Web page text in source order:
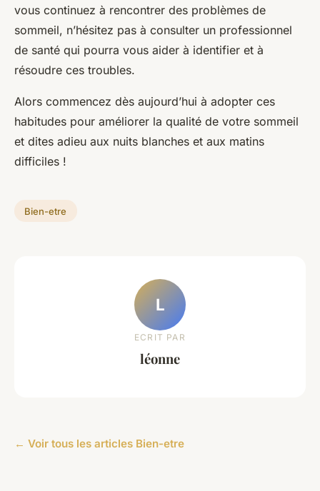
vous continuez à rencontrer des problèmes de
sommeil, n’hésitez pas à consulter un professionnel
de santé qui pourra vous aider à identifier et à
résoudre ces troubles.
Alors commencez dès aujourd’hui à adopter ces
habitudes pour améliorer la qualité de votre sommeil
et dites adieu aux nuits blanches et aux matins
difficiles !
Bien-etre
L
ECRIT PAR
léonne
← Voir tous les articles Bien-etre